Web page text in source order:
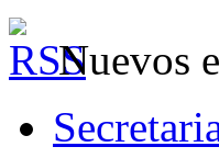
Nuevos